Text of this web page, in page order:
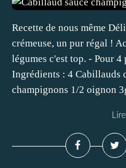
Recette de nous même
crémeuse, un pur régal !
légumes c'est top. - Pour
Ingrédients : 4 Cabillauds
champignons 1/2 oignon